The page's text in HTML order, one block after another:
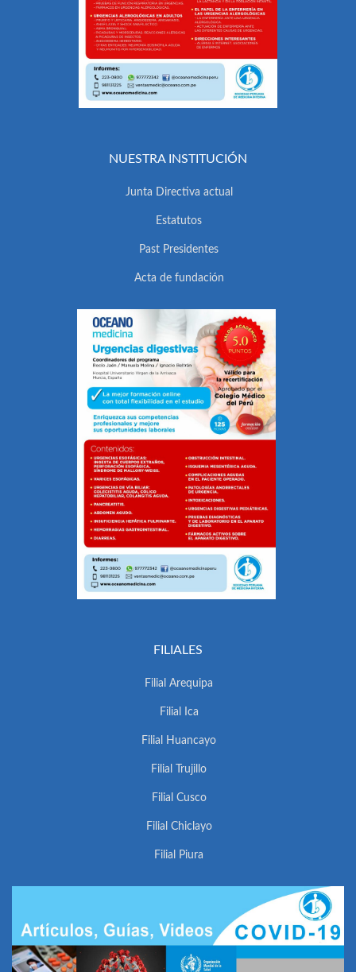
NUESTRA INSTITUCIÓN
Junta Directiva actual
Estatutos
Past Presidentes
Acta de fundación
FILIALES
Filial Arequipa
Filial Ica
Filial Huancayo
Filial Trujillo
Filial Cusco
Filial Chiclayo
Filial Piura